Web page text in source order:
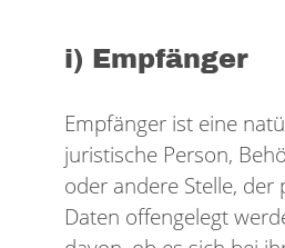
i) Empfänger
Empfänger ist eine
juristische Person,
oder andere Stelle,
Daten offengelegt